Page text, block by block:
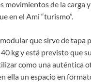
movimientos de la carga
en el Ami “turismo”.
que sirve de tapa
kg y está previsto que
como una auténtica
ella un espacio en